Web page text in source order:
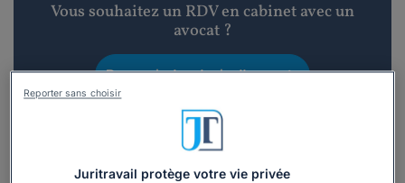
Vous souhaitez un RDV en cabinet avec un
avocat ?
Recevoir des devis d'avocats
3 devis en 48h
Juritravail protège votre vie privée
Reporter sans choisir